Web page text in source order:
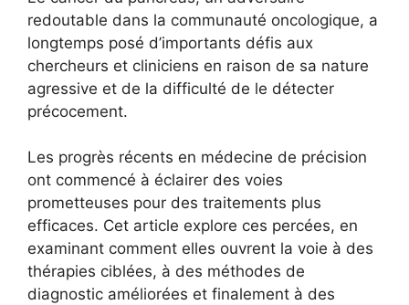
redoutable dans la communauté oncologique, a
longtemps posé d’importants défis aux
chercheurs et cliniciens en raison de sa nature
agressive et de la difficulté de le détecter
précocement.
Les progrès récents en médecine de précision
ont commencé à éclairer des voies
prometteuses pour des traitements plus
efficaces. Cet article explore ces percées, en
examinant comment elles ouvrent la voie à des
thérapies ciblées, à des méthodes de
diagnostic améliorées et finalement à des